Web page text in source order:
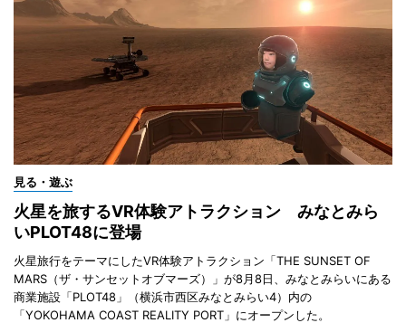
見る・遊ぶ
火星を旅するVR体験アトラクション みなとみら
いPLOT48に登場
火星旅行をテーマにしたVR体験アトラクション「THE SUNSET OF
MARS（ザ・サンセットオブマーズ）」が8月8日、みなとみらいにある
商業施設「PLOT48」（横浜市西区みなとみらい4）内の
「YOKOHAMA COAST REALITY PORT」にオープンした。